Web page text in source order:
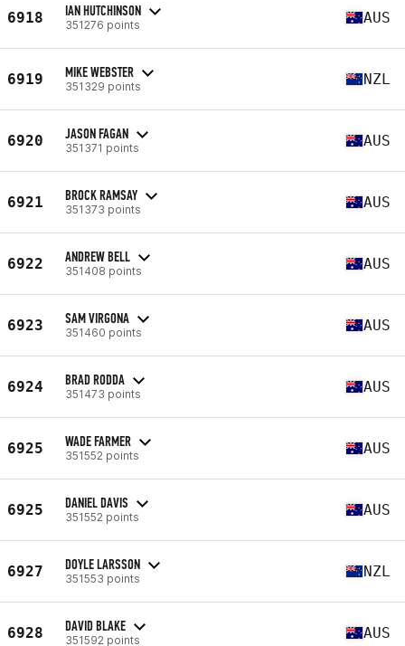
6918 IAN HUTCHINSON
351276 points AUS
6919 MIKE WEBSTER
351329 points NZL
6920 JASON FAGAN
351371 points AUS
6921 BROCK RAMSAY
351373 points AUS
6922 ANDREW BELL
351408 points AUS
6923 SAM VIRGONA
351460 points AUS
6924 BRAD RODDA
351473 points AUS
6925 WADE FARMER
351552 points AUS
6925 DANIEL DAVIS
351552 points AUS
6927 DOYLE LARSSON
351553 points NZL
6928 DAVID BLAKE
351592 points AUS